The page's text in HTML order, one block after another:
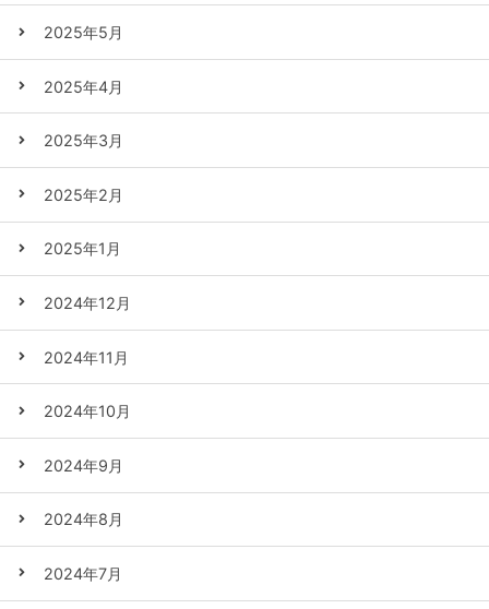
2025年5月
2025年4月
2025年3月
2025年2月
2025年1月
2024年12月
2024年11月
2024年10月
2024年9月
2024年8月
2024年7月